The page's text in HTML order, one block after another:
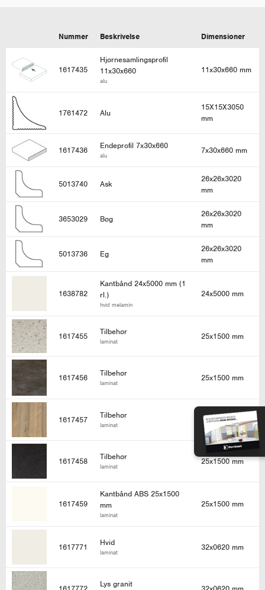
Nummer Beskrivelse Dimensioner
1617435
Hjørnesamlingsprofil
11x30x660
alu
11x30x660 mm
1761472 Alu
15X15X3050
mm
1617436 Endeprofil 7x30x660
alu
7x30x660 mm
5013740 Ask
26x26x3020
mm
3653029 Bøg
26x26x3020
mm
5013736 Eg
26x26x3020
mm
1638782
Kantbånd 24x5000 mm (1
rl.)
hvid melamin
24x5000 mm
1617455 Tilbehør
laminat
25x1500 mm
1617456 Tilbehør
laminat
25x1500 mm
1617457 Tilbehør
laminat
25x1500 mm
1617458 Tilbehør
laminat
25x1500 mm
1617459
Kantbånd ABS 25x1500
mm
laminat
25x1500 mm
1617771 Hvid
laminat
32x0620 mm
Lys granit